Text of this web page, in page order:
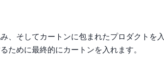
、そしてカートンに包まれたプロダクトを入
ために最終的にカートンを入れます。